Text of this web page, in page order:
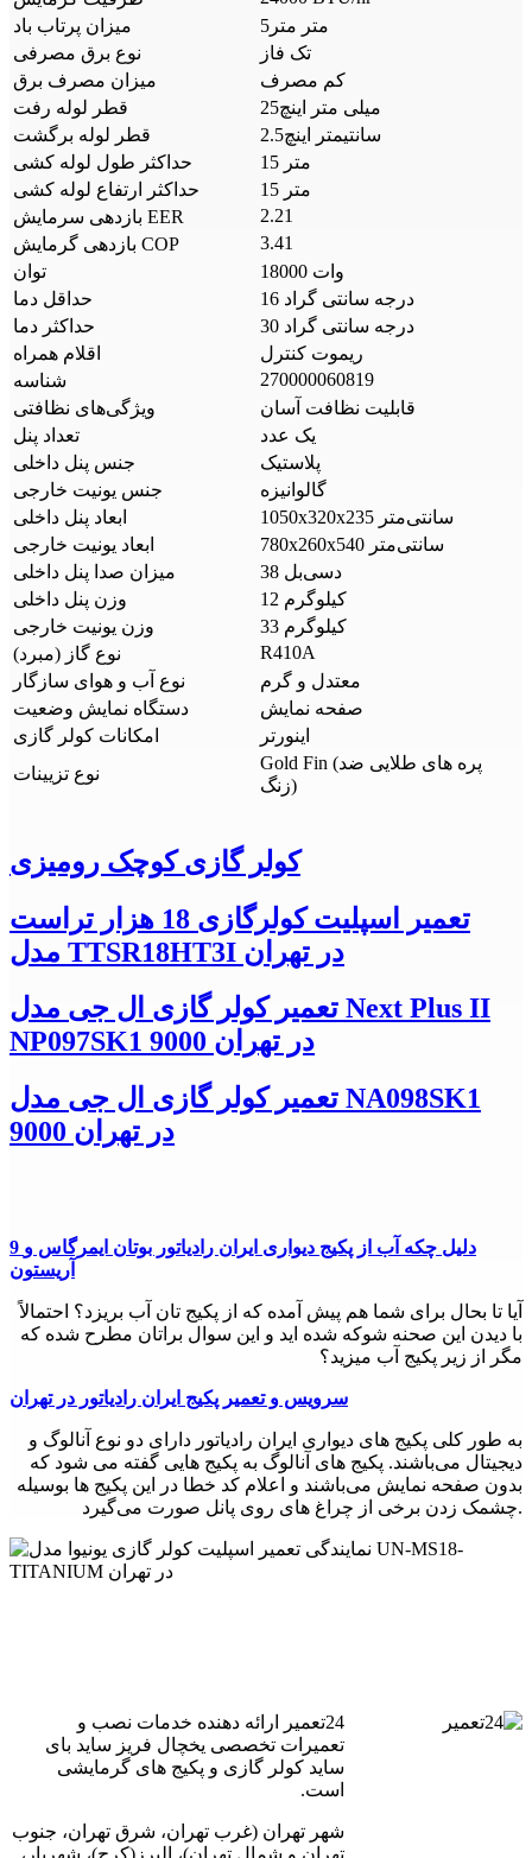
میزان پرتاب باد
5متر متر
نوع برق مصرفی
تک فاز
میزان مصرف برق
کم مصرف
قطر لوله رفت
25میلی متر اینچ
قطر لوله برگشت
2.5سانتیمتر اینچ
حداکثر طول لوله کشی
15 متر
حداکثر ارتفاع لوله کشی
15 متر
بازدهی سرمایش EER
2.21
بازدهی گرمایش COP
3.41
توان
18000 وات
حداقل دما
16 درجه سانتی گراد
حداکثر دما
30 درجه سانتی گراد
اقلام همراه
ریموت کنترل
شناسه
270000060819
ویژگی‌های نظافتی
قابلیت نظافت آسان
تعداد پنل
یک عدد
جنس پنل داخلی
پلاستیک
جنس یونیت خارجی
گالوانیزه
ابعاد پنل داخلی
1050x320x235 سانتی‌متر
ابعاد یونیت خارجی
780x260x540 سانتی‌متر
میزان صدا پنل داخلی
38 دسی‌بل
وزن پنل داخلی
12 کیلوگرم
وزن یونیت خارجی
33 کیلوگرم
نوع گاز (مبرد)
R410A
نوع آب و هوای سازگار
معتدل و گرم
دستگاه نمایش وضعیت
صفحه نمایش
امکانات کولر گازی
اینورتر
نوع تزیینات
Gold Fin (پره های طلایی ضد
زنگ)
کولر گازی کوچک رومیزی
تعمیر اسپلیت کولرگازی 18 هزار تراست
مدل TTSR18HT3I در تهران
تعمیر کولر گازی ال جی مدل Next Plus II
NP097SK1 9000 در تهران
تعمیر کولر گازی ال جی مدل NA098SK1
9000 در تهران
9 دلیل چکه آب از پکیج دیواری ایران رادیاتور بوتان ایمرگاس و
آریستون
آیا تا بحال برای شما هم پیش آمده که از پکیج تان آب بریزد؟ احتمالاً
با دیدن این صحنه شوکه شده اید و این سوال براتان مطرح شده که
مگر از زیر پکیج آب میزید؟
سرویس و تعمیر پکیج ایران رادیاتور در تهران
به طور کلی پکیج های دیواری ایران رادیاتور دارای دو نوع آنالوگ و
دیجیتال می‌باشند. پکیج های آنالوگ به پکیج هایی گفته می شود که
بدون صفحه نمایش می‌باشند و اعلام کد خطا در این پکیج ها بوسیله
چشمک زدن برخی از چراغ های روی پانل صورت می‌گیرد.
24تعمیر ارائه دهنده خدمات نصب و
تعمیرات تخصصی یخچال فریز ساید بای
ساید کولر گازی و پکیج های گرمایشی
است.
شهر تهران (غرب تهران، شرق تهران، جنوب